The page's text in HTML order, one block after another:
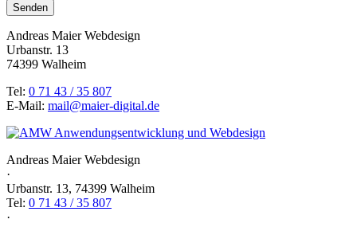
Andreas Maier Webdesign
Urbanstr. 13
74399 Walheim
Tel: 0 71 43 / 35 807
E-Mail: mail@maier-digital.de
Andreas Maier Webdesign
·
Urbanstr. 13, 74399 Walheim
Tel: 0 71 43 / 35 807
·